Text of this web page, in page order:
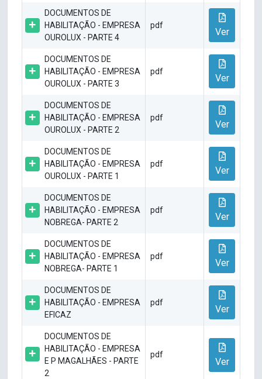
DOCUMENTOS DE
HABILITAÇÃO - EMPRESA
OUROLUX - PARTE 4
pdf
Ver
DOCUMENTOS DE
HABILITAÇÃO - EMPRESA
OUROLUX - PARTE 3
pdf
Ver
DOCUMENTOS DE
HABILITAÇÃO - EMPRESA
OUROLUX - PARTE 2
pdf
Ver
DOCUMENTOS DE
HABILITAÇÃO - EMPRESA
OUROLUX - PARTE 1
pdf
Ver
DOCUMENTOS DE
HABILITAÇÃO - EMPRESA
NOBREGA- PARTE 2
pdf
Ver
DOCUMENTOS DE
HABILITAÇÃO - EMPRESA
NOBREGA- PARTE 1
pdf
Ver
DOCUMENTOS DE
HABILITAÇÃO - EMPRESA
EFICAZ
pdf
Ver
DOCUMENTOS DE
HABILITAÇÃO - EMPRESA
E P MAGALHÃES - PARTE
2
pdf
Ver